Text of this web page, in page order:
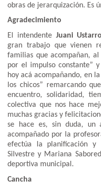
obras de jerarquización. Es
Agradecimiento
El intendente Juani
gran trabajo que vienen
familias que acompañan,
por el impulso constante”
hoy acá acompañando, en
los chicos” remarcando
encuentro, solidaridad,
colectiva que nos hace
muchas gracias y
se hace es, sin duda, un
acompañado por la
efectúa la planificación y
Silvestre y Mariana
deportiva municipal.
Cancha